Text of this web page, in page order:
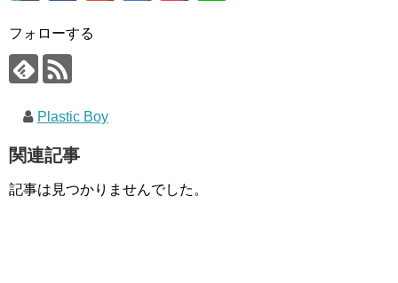
フォローする
Plastic Boy
関連記事
記事は見つかりませんでした。